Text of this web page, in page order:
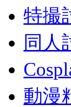
特撮
同人
動漫